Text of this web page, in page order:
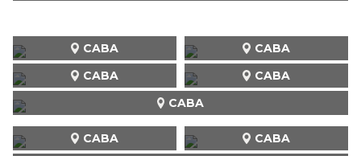
CABA CABA
CABA
CABA CABA
CABA CABA